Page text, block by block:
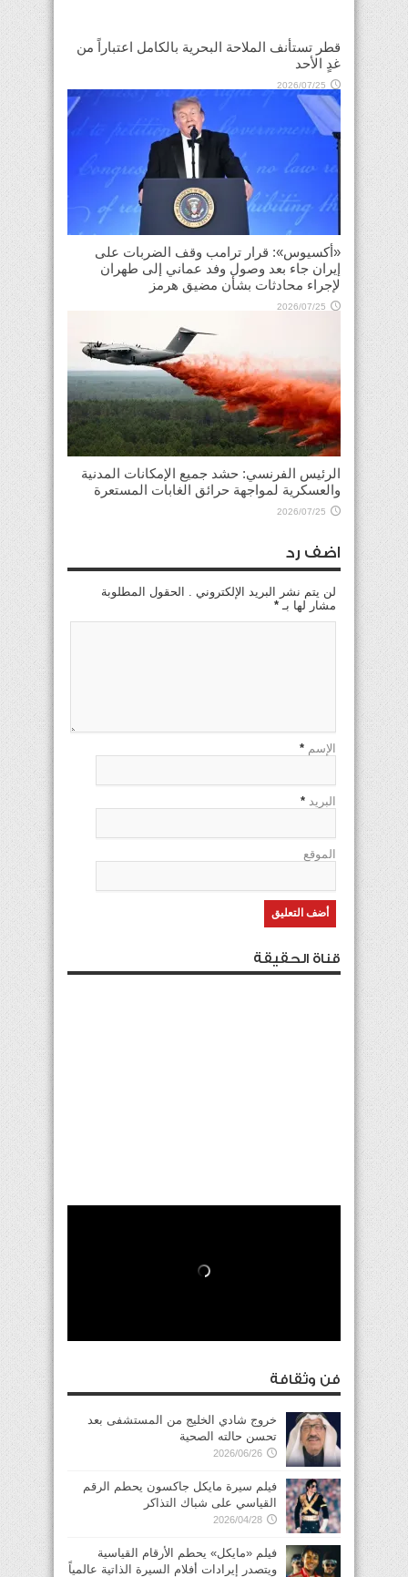
قطر تستأنف الملاحة البحرية بالكامل اعتباراً من
غدٍ الأحد
2026/07/25
«أكسيوس»: قرار ترامب وقف الضربات على
إيران جاء بعد وصول وفد عماني إلى طهران
لإجراء محادثات بشأن مضيق هرمز
2026/07/25
الرئيس الفرنسي: حشد جميع الإمكانات المدنية
والعسكرية لمواجهة حرائق الغابات المستعرة
2026/07/25
اضف رد
لن يتم نشر البريد الإلكتروني . الحقول المطلوبة
مشار لها بـ *
الإسم *
البريد *
الموقع
قناة الحقيقة
فن وثقافة
خروج شادي الخليج من المستشفى بعد
تحسن حالته الصحية
2026/06/26
فيلم سيرة مايكل جاكسون يحطم الرقم
القياسي على شباك التذاكر
2026/04/28
فيلم «مايكل» يحطم الأرقام القياسية
ويتصدر إيرادات أفلام السيرة الذاتية عالمياً